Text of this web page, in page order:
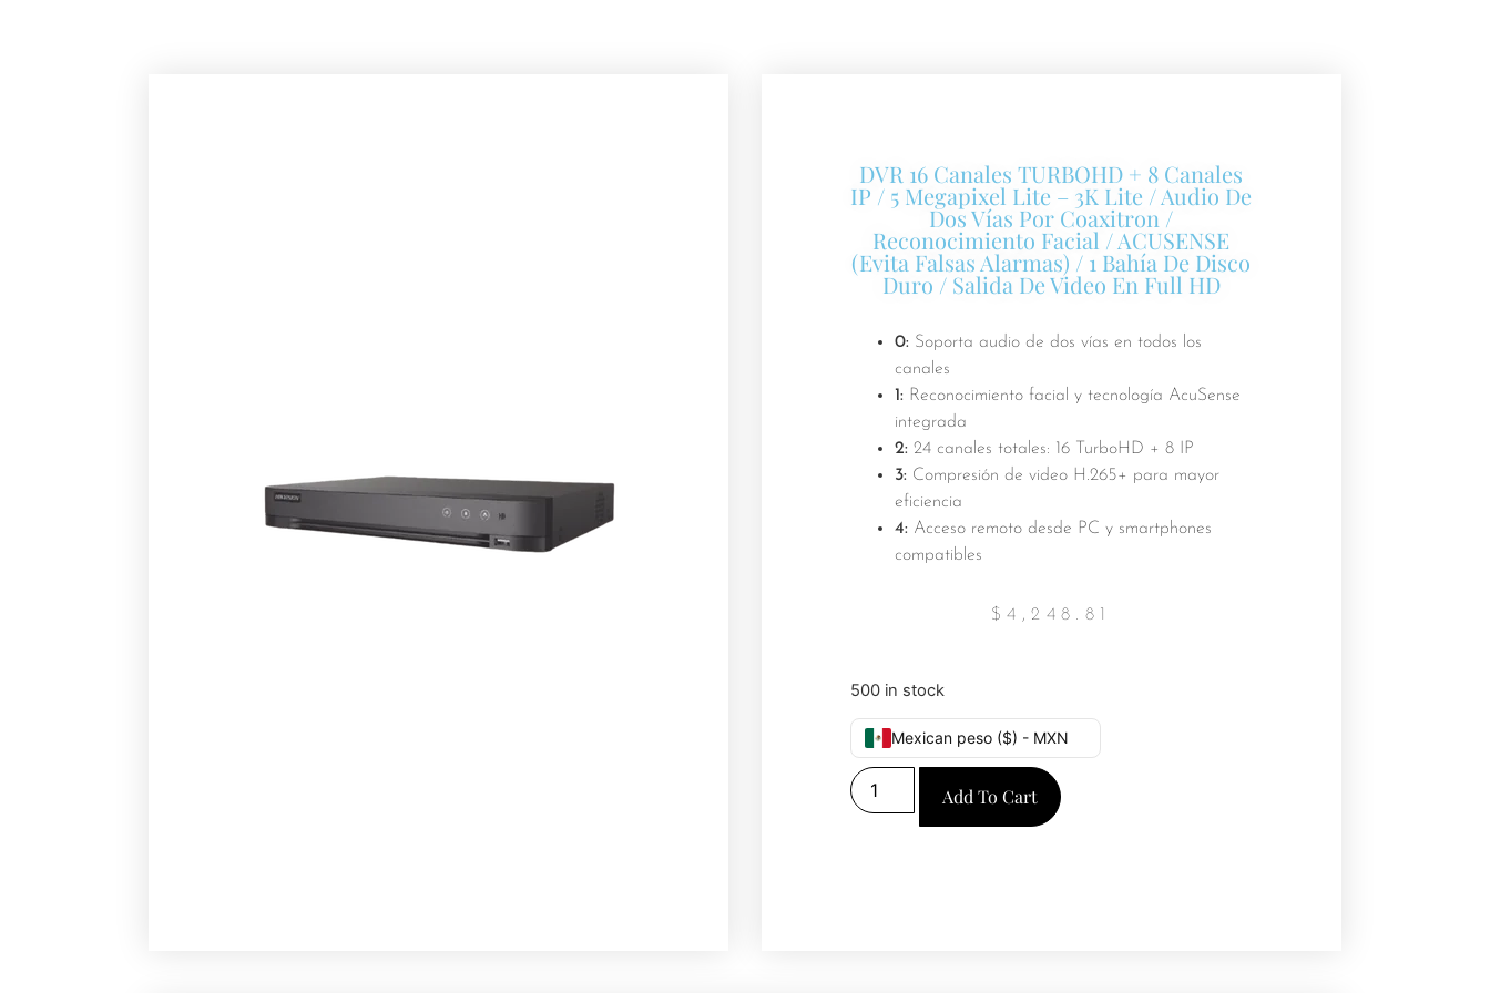
DVR 16 Canales TURBOHD + 8 Canales
IP / 5 Megapixel Lite – 3K Lite / Audio De
Dos Vías Por Coaxitron /
Reconocimiento Facial / ACUSENSE
(Evita Falsas Alarmas) / 1 Bahía De Disco
Duro / Salida De Video En Full HD
0: Soporta audio de dos vías en todos los
canales
1: Reconocimiento facial y tecnología AcuSense
integrada
2: 24 canales totales: 16 TurboHD + 8 IP
3: Compresión de video H.265+ para mayor
eficiencia
4: Acceso remoto desde PC y smartphones
compatibles
$4,248.81
500 in stock
Mexican peso ($) - MXN
Add To Cart